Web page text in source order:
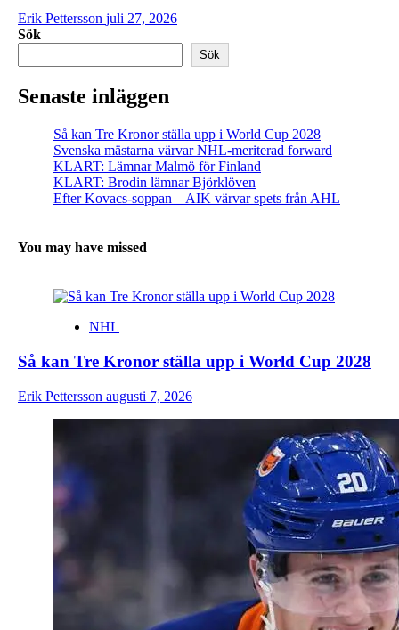
Erik Pettersson juli 27, 2026
Sök
Sök
Senaste inläggen
Så kan Tre Kronor ställa upp i World Cup 2028
Svenska mästarna värvar NHL-meriterad forward
KLART: Lämnar Malmö för Finland
KLART: Brodin lämnar Björklöven
Efter Kovacs-soppan – AIK värvar spets från AHL
You may have missed
NHL
Så kan Tre Kronor ställa upp i World Cup 2028
Erik Pettersson augusti 7, 2026